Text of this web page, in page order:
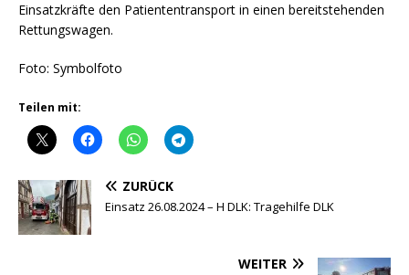
Einsatzkräfte den Patiententransport in einen bereitstehenden
Rettungswagen.
Foto: Symbolfoto
Teilen mit:
ZURÜCK
Einsatz 26.08.2024 – H DLK: Tragehilfe DLK
WEITER